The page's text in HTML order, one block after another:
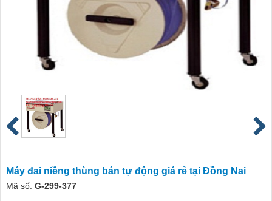
Máy đai niềng thùng bán tự động giá rẻ tại Đồng Nai
Mã số: G-299-377